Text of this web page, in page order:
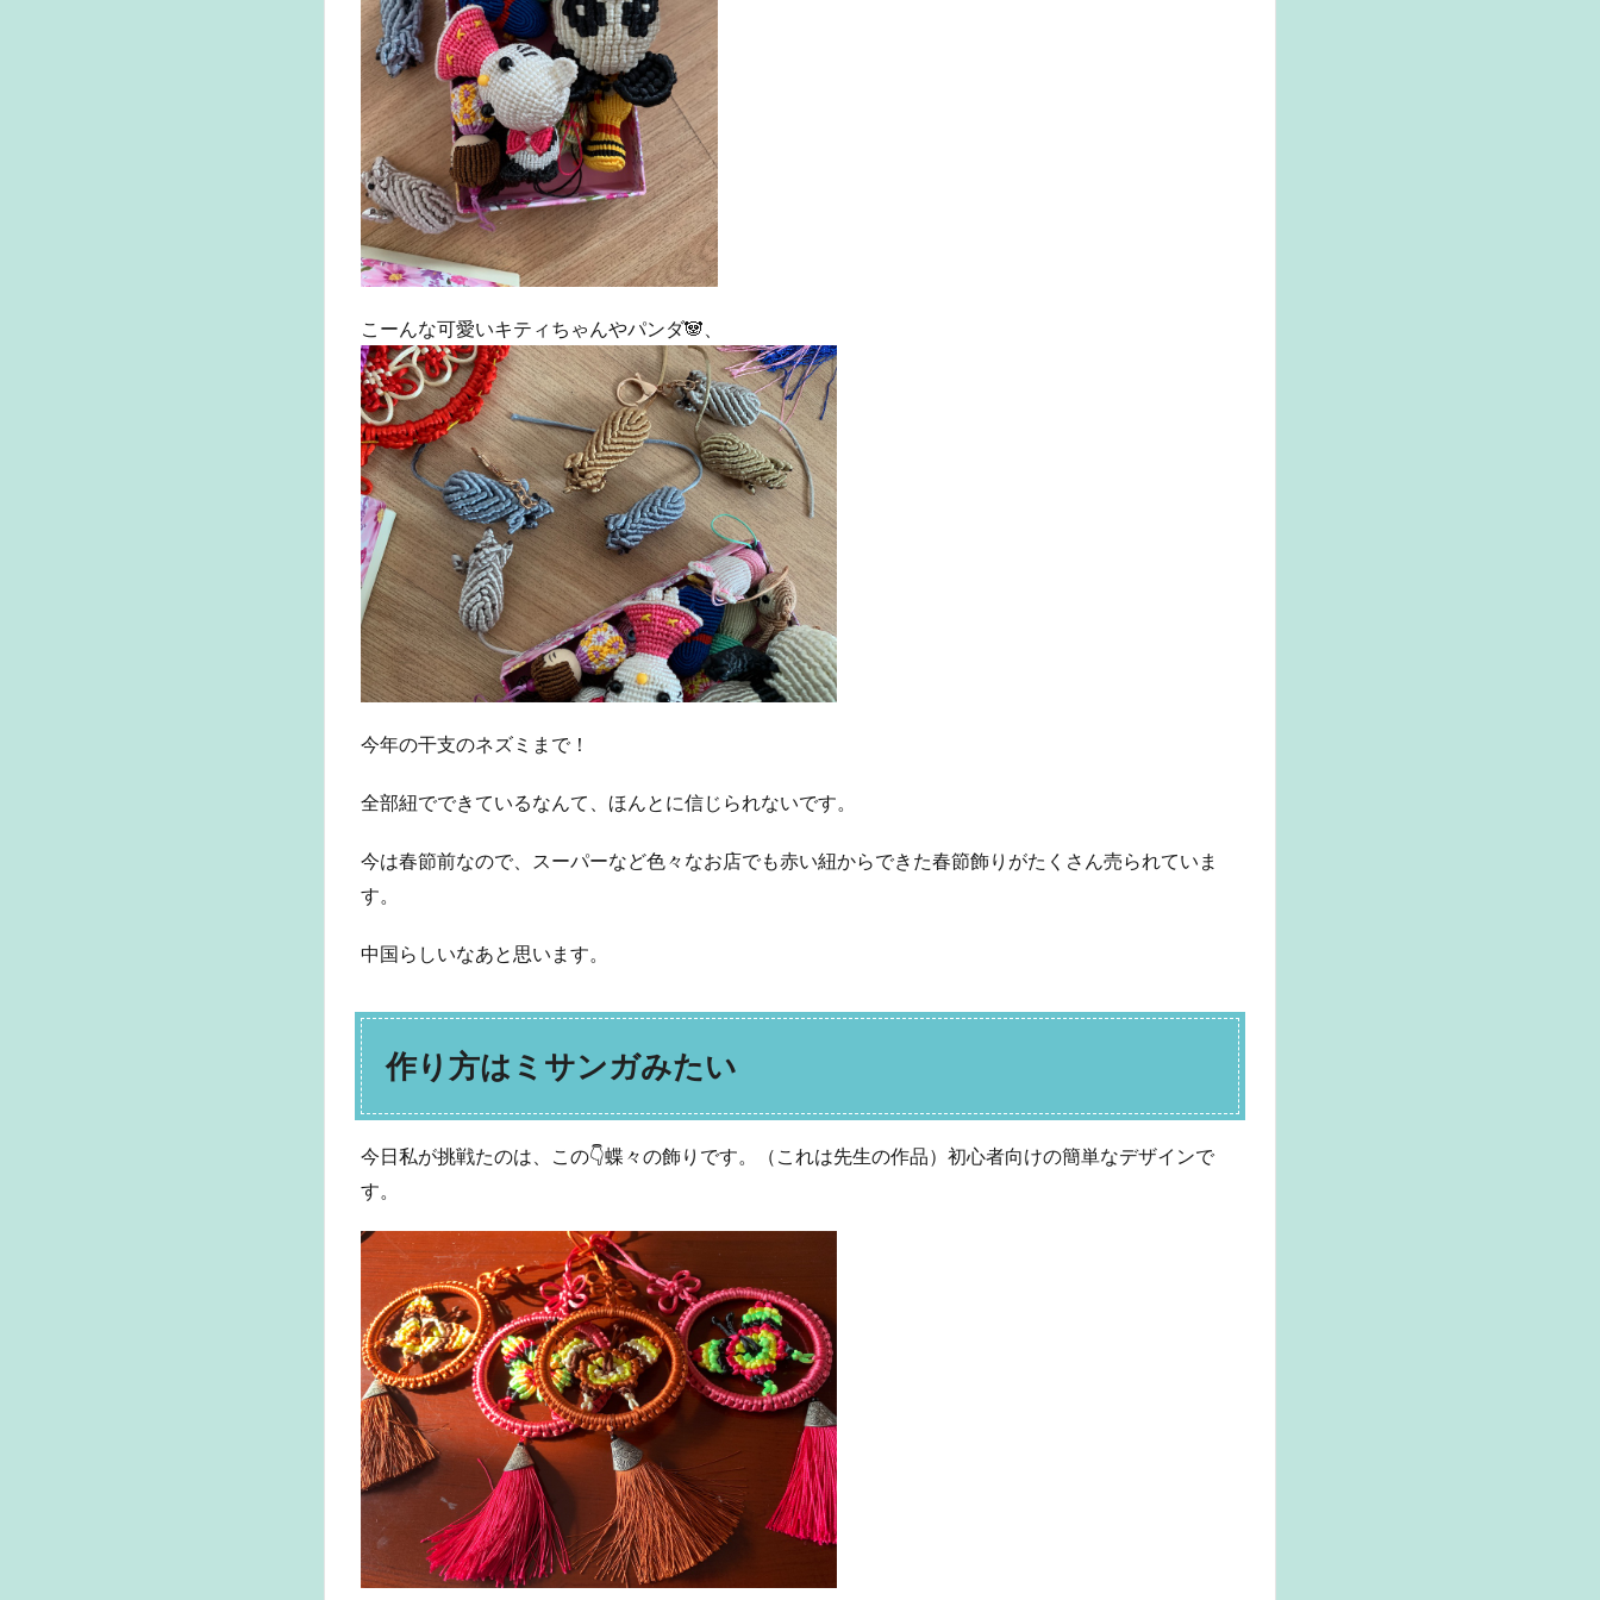
こーんな可愛いキティちゃんやパンダ🐼、
今年の干支のネズミまで！
全部紐でできているなんて、ほんとに信じられないです。
今は春節前なので、スーパーなど色々なお店でも赤い紐からできた春節飾りがたくさん売られていま
す。
中国らしいなあと思います。
作り方はミサンガみたい
今日私が挑戦たのは、この👇蝶々の飾りです。（これは先生の作品）初心者向けの簡単なデザインで
す。